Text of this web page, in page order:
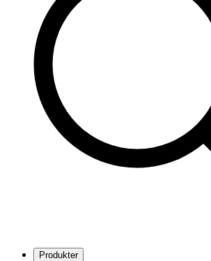
Produkter